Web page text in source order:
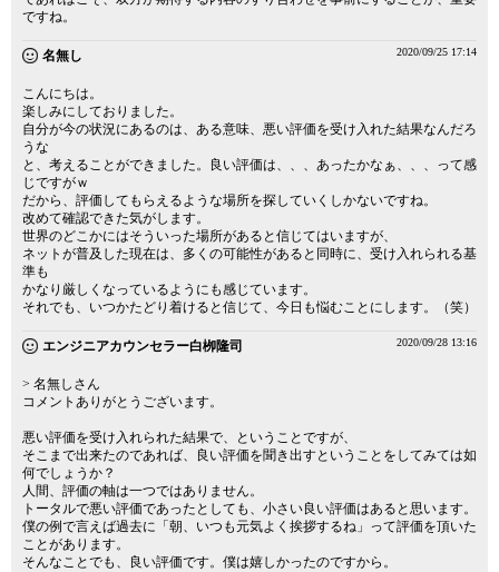
ですね。
名無し 2020/09/25 17:14
こんにちは。
楽しみにしておりました。
自分が今の状況にあるのは、ある意味、悪い評価を受け入れた結果なんだろ
うな
と、考えることができました。良い評価は、、、あったかなぁ、、、って感
じですがｗ
だから、評価してもらえるような場所を探していくしかないですね。
改めて確認できた気がします。
世界のどこかにはそういった場所があると信じてはいますが、
ネットが普及した現在は、多くの可能性があると同時に、受け入れられる基
準も
かなり厳しくなっているようにも感じています。
それでも、いつかたどり着けると信じて、今日も悩むことにします。（笑）
エンジニアカウンセラー白栁隆司 2020/09/28 13:16
> 名無しさん
コメントありがとうございます。
悪い評価を受け入れられた結果で、ということですが、
そこまで出来たのであれば、良い評価を聞き出すということをしてみては如
何でしょうか？
人間、評価の軸は一つではありません。
トータルで悪い評価であったとしても、小さい良い評価はあると思います。
僕の例で言えば過去に「朝、いつも元気よく挨拶するね」って評価を頂いた
ことがあります。
そんなことでも、良い評価です。僕は嬉しかったのですから。